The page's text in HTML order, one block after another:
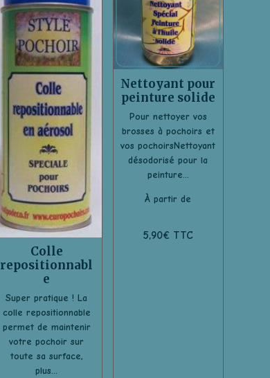
Colle
repositionnabl
e
Super pratique ! La
colle repositionnable
permet de maintenir
votre pochoir sur
toute sa surface,
plus...
Nettoyant pour
peinture solide
Pour nettoyer vos
brosses à pochoirs et
vos pochoirsNettoyant
désodorisé pour la
peinture...
À partir de
5,90€ TTC